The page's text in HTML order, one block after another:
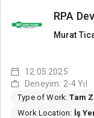
RPA
Murat
12.05.2025
Deneyim: 2-4 Yıl
Type of Work:Tam
Work Location: İş